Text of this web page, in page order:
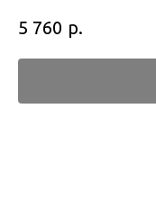
5 760 р.